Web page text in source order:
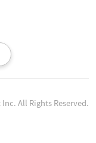
All Rights Reserved.